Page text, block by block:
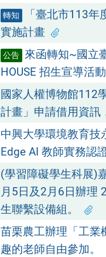
轉知
「臺北市113年
實施計畫
公告 來函轉知~國立
HOUSE 招生宣導活動
國家人權博物館112
計畫」申請借用資訊
中興大學環境教育技
Edge AI 教師實務認
(學習障礙學生科展)
月5日及2月6日辦理
生聯繫設備組。
苗栗農工辦理「工業
趣的老師自由參加。